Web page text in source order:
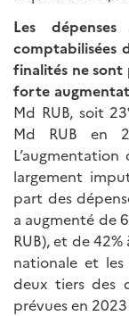
Les
comptabilisées
finalités ne sont
forte
Md RUB, soit
Md RUB en
largement
part des
a augmenté de
RUB), et de
nationale et
deux tiers des
prévues en